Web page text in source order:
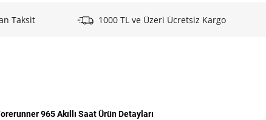
Taksit 1000 TL ve Üzeri Ücretsiz Kargo
965 Akıllı Saat Ürün Detayları